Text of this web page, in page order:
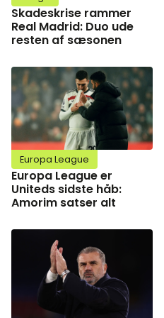
Skadeskrise rammer
Real Madrid: Duo ude
resten af sæsonen
Europa League
Europa League er
Uniteds sidste håb:
Amorim satser alt